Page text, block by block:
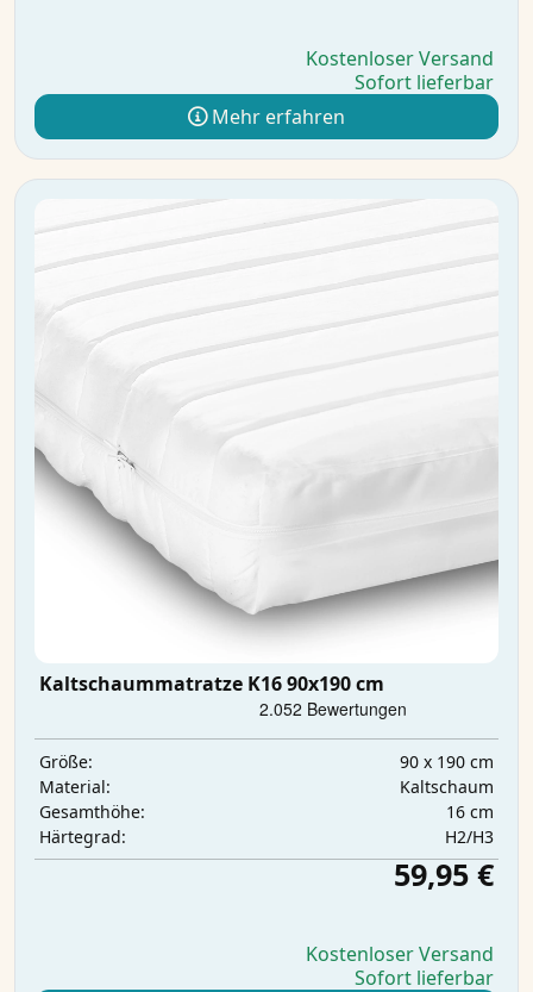
Kostenloser Versand
Sofort lieferbar
Mehr erfahren
Kaltschaummatratze K16 90x190 cm
Größe:
90 x 190 cm
Material:
Kaltschaum
Gesamthöhe:
16 cm
Härtegrad:
H2/H3
59,95 €
Kostenloser Versand
Sofort lieferbar